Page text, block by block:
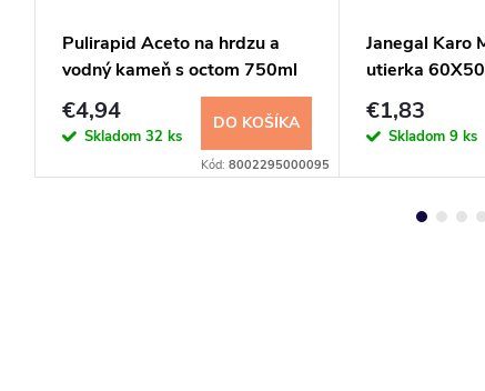
Pulirapid Aceto na hrdzu a
vodný kameň s octom 750ml
€4,94
Skladom 32 ks
DO KOŠÍKA
Kód: 8002295000095
Janegal Karo
utierka
€1,83
Skladom 9 ks